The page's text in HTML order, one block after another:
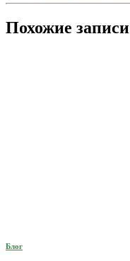
Похожие записи
Блог